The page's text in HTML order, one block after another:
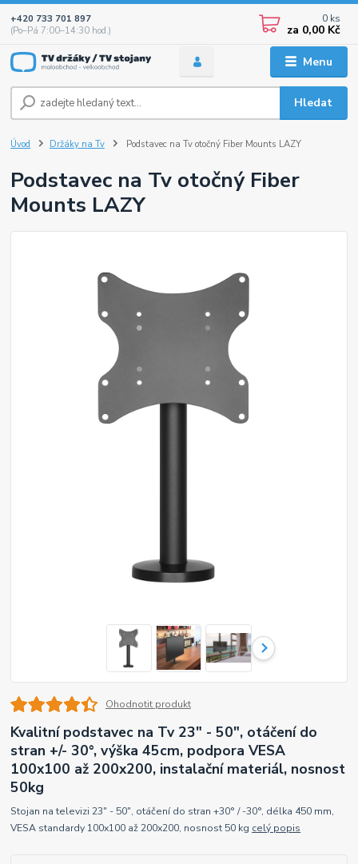
Menu
Hledat
+420 733 701 897
(Po–Pá 7:00–14:30 hod.)
0 ks
za 0,00 Kč
Úvod Držáky na Tv Podstavec na Tv otočný Fiber Mounts LAZY
Podstavec na Tv otočný Fiber
Mounts LAZY
Ohodnotit produkt
Kvalitní podstavec na Tv 23" - 50", otáčení do
stran +/- 30°, výška 45cm, podpora VESA
100x100 až 200x200, instalační materiál, nosnost
50kg
Stojan na televizi 23" - 50", otáčení do stran +30° / -30°, délka 450 mm,
VESA standardy 100x100 až 200x200, nosnost 50 kg celý popis